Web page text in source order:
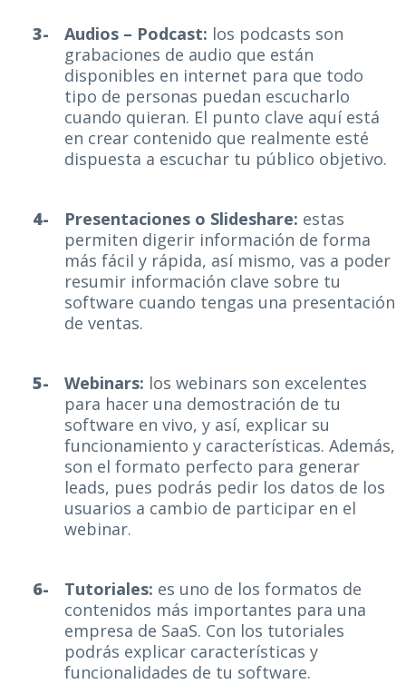
Audios – Podcast: los podcasts son
grabaciones de audio que están
disponibles en internet para que todo
tipo de personas puedan escucharlo
cuando quieran. El punto clave aquí está
en crear contenido que realmente esté
dispuesta a escuchar tu público objetivo.
Presentaciones o Slideshare: estas
permiten digerir información de forma
más fácil y rápida, así mismo, vas a poder
resumir información clave sobre tu
software cuando tengas una presentación
de ventas.
Webinars: los webinars son excelentes
para hacer una demostración de tu
software en vivo, y así, explicar su
funcionamiento y características. Además,
son el formato perfecto para generar
leads, pues podrás pedir los datos de los
usuarios a cambio de participar en el
webinar.
Tutoriales: es uno de los formatos de
contenidos más importantes para una
empresa de SaaS. Con los tutoriales
podrás explicar características y
funcionalidades de tu software.